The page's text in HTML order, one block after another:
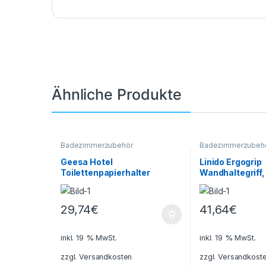
Ähnliche Produkte
Badezimmerzubehör
Geesa Hotel
Toilettenpapierhalter
Klopapierhalter Chrom
beidseitig verwendbar
29,74€
inkl. 19 % MwSt.
zzgl.Versandkosten
Linido Ergogrip
Wandhaltegriff,
Haltestange
Stahl
41,64€
inkl. 19 % MwSt.
zzgl.